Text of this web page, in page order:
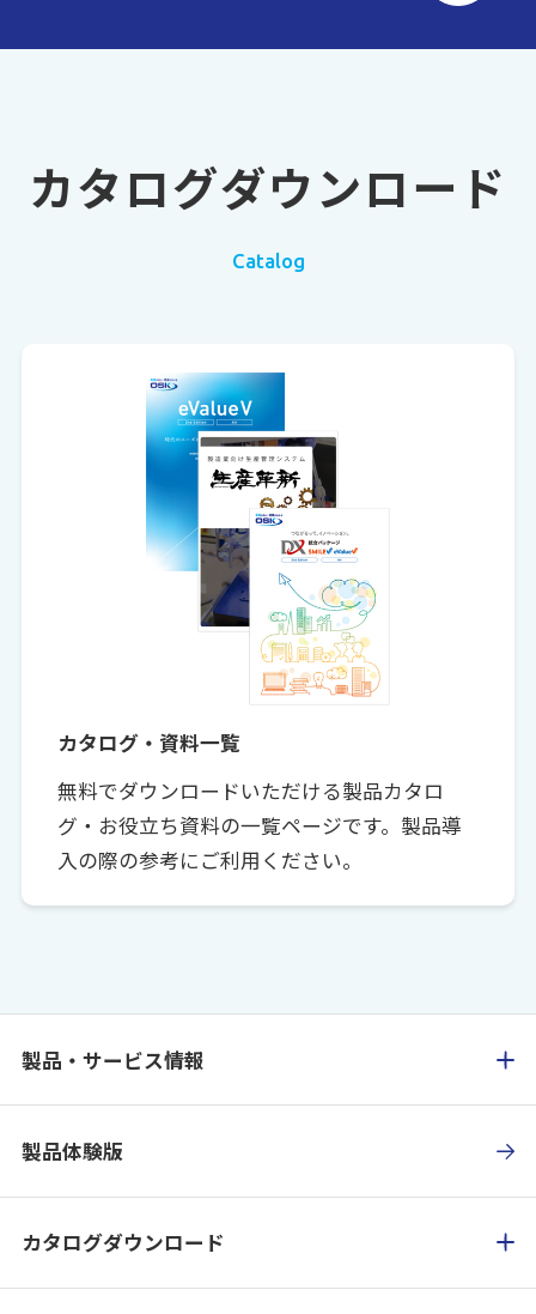
カタログダウンロード
Catalog
カタログ・資料一覧
無料でダウンロードいただける製品カタロ
グ・お役立ち資料の一覧ページです。製品導
入の際の参考にご利用ください。
製品・サービス情報
製品体験版
カタログダウンロード